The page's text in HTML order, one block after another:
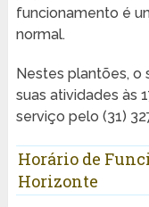
funcionamento é
normal.
Nestes plantões, o
suas atividades às
serviço pelo (31)
Horário de
Horizonte